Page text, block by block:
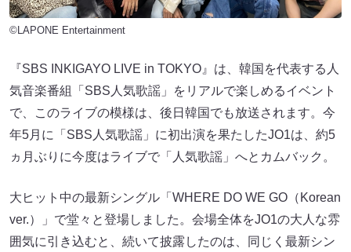
©LAPONE Entertainment
『SBS INKIGAYO LIVE in TOKYO』は、韓国を代表する人
気音楽番組「SBS人気歌謡」をリアルで楽しめるイベント
で、このライブの模様は、後日韓国でも放送されます。今
年5月に「SBS人気歌謡」に初出演を果たしたJO1は、約5
ヵ月ぶりに今度はライブで「人気歌謡」へとカムバック。
大ヒット中の最新シングル「WHERE DO WE GO（Korean
ver.）」で堂々と登場しました。会場全体をJO1の大人な雰
囲気に引き込むと、続いて披露したのは、同じく最新シン